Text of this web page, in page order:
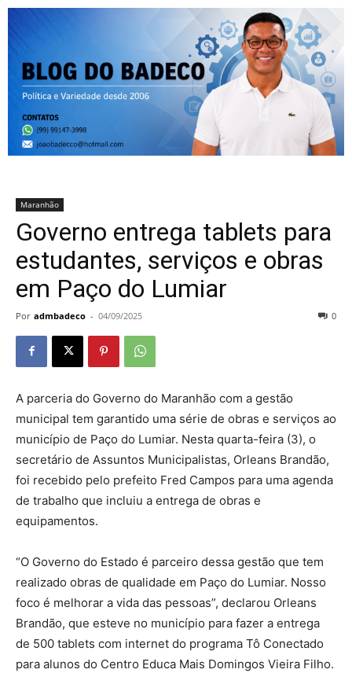
Maranhão
Governo entrega tablets para
estudantes, serviços e obras
em Paço do Lumiar
Por admbadeco - 04/09/2025 0
A parceria do Governo do Maranhão com a gestão
municipal tem garantido uma série de obras e serviços ao
município de Paço do Lumiar. Nesta quarta-feira (3), o
secretário de Assuntos Municipalistas, Orleans Brandão,
foi recebido pelo prefeito Fred Campos para uma agenda
de trabalho que incluiu a entrega de obras e
equipamentos.
“O Governo do Estado é parceiro dessa gestão que tem
realizado obras de qualidade em Paço do Lumiar. Nosso
foco é melhorar a vida das pessoas”, declarou Orleans
Brandão, que esteve no município para fazer a entrega
de 500 tablets com internet do programa Tô Conectado
para alunos do Centro Educa Mais Domingos Vieira Filho.